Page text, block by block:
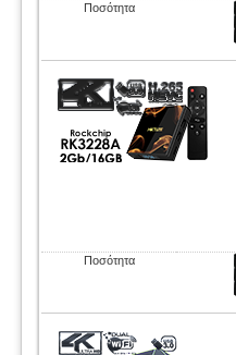
Ποσότητα
Ποσότητα